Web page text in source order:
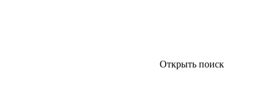
Открыть поиск